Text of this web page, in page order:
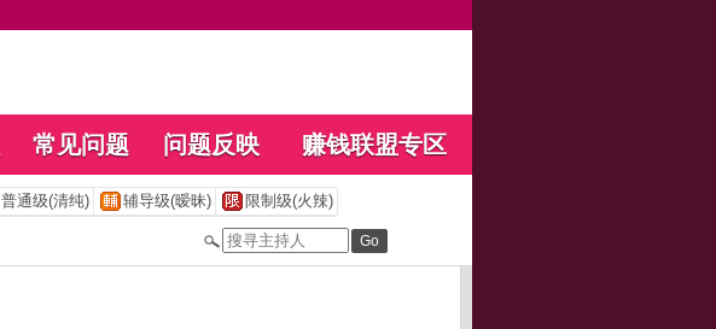
常见问题 问题反映 赚钱联盟专区
普通级(清纯) 辅导级(暧昧) 限制级(火辣)